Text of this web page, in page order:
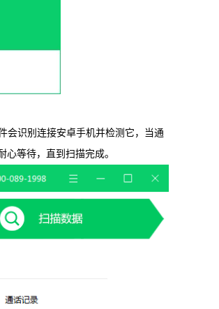
大师
机资料
MAC版下载
会识别连接安卓手机并检测它，当通
等待，直到扫描完成。